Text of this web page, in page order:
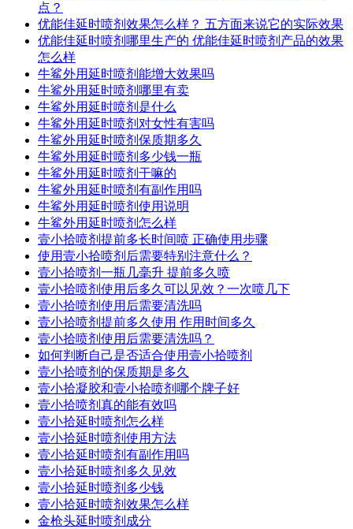
点？
优能佳延时喷剂效果怎么样？ 五方面来说它的实际效果
优能佳延时喷剂哪里生产的 优能佳延时喷剂产品的效果
怎么样
牛鲨外用延时喷剂能增大效果吗
牛鲨外用延时喷剂哪里有卖
牛鲨外用延时喷剂是什么
牛鲨外用延时喷剂对女性有害吗
牛鲨外用延时喷剂保质期多久
牛鲨外用延时喷剂多少钱一瓶
牛鲨外用延时喷剂干嘛的
牛鲨外用延时喷剂有副作用吗
牛鲨外用延时喷剂使用说明
牛鲨外用延时喷剂怎么样
壹小拾喷剂提前多长时间喷 正确使用步骤
使用壹小拾喷剂后需要特别注意什么？
壹小拾喷剂一瓶几毫升 提前多久喷
壹小拾喷剂使用后多久可以见效？一次喷几下
壹小拾喷剂使用后需要清洗吗
壹小拾喷剂提前多久使用 作用时间多久
壹小拾喷剂使用后需要清洗吗？
如何判断自己是否适合使用壹小拾喷剂
壹小拾喷剂的保质期是多久
壹小拾凝胶和壹小拾喷剂哪个牌子好
壹小拾喷剂真的能有效吗
壹小拾延时喷剂怎么样
壹小拾延时喷剂使用方法
壹小拾延时喷剂有副作用吗
壹小拾延时喷剂多久见效
壹小拾延时喷剂多少钱
壹小拾延时喷剂效果怎么样
金枪头延时喷剂成分